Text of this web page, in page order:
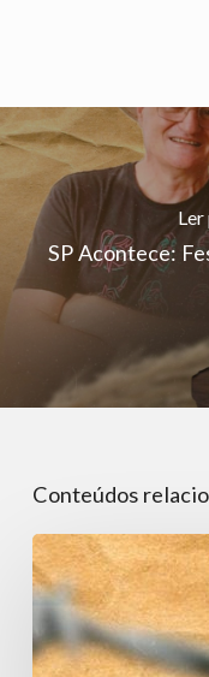
SP Acontece:
Conteúdos
SP
Acontece:
Festanejo
lança